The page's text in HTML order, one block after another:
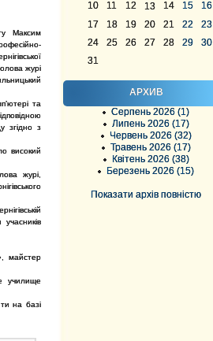
10
11 12 13 14 15
16
17
18 19 20 21 22
23
24
25 26 27 28 29
30
31
АРХИВ
Серпень 2026 (1)
Липень 2026 (17)
Червень 2026 (32)
Травень 2026 (17)
Квітень 2026 (38)
Березень 2026 (15)
Показати архів повністю
Максим
журі
та
згідно з
високий
журі,
майстер
училище
на базі